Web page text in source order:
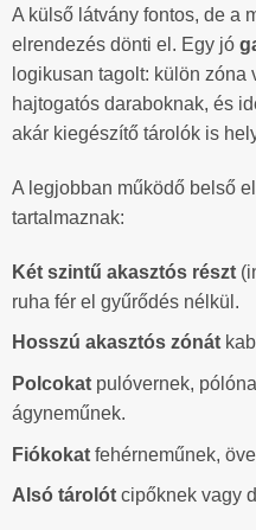
A külső látvány fontos, de a
elrendezés dönti el. Egy jó
logikusan tagolt: külön
hajtogatós daraboknak, és
akár kiegészítő tárolók is
A legjobban működő belső
tartalmaznak:
Két szintű akasztós részt
ruha fér el gyűrődés nélkül.
Hosszú akasztós zónát
Polcokat pulóvernek,
ágyneműnek.
Fiókokat fehérneműnek,
Alsó tárolót cipőknek vagy